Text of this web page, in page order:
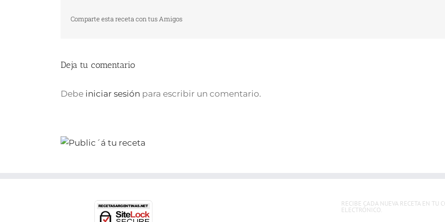
Comparte esta receta con tus Amigos
Deja tu comentario
Debe iniciar sesión para escribir un comentario.
RECIBE CADA NUEVA RECETA EN TU
ELECTRÓNICO.